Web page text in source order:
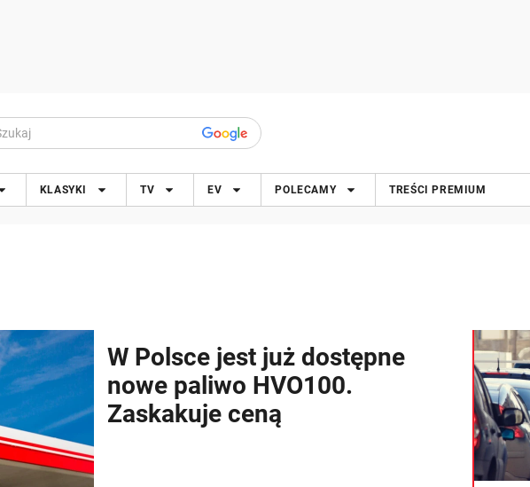
KLASYKI TV EV POLECAMY TREŚCI PREMIUM
W Polsce jest już dostępne
nowe paliwo HVO100.
Zaskakuje ceną